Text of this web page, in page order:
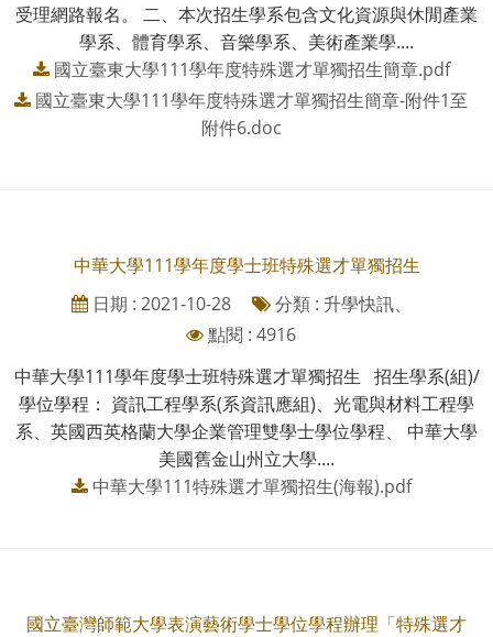
受理網路報名。 二、本次招生學系包含文化資源與休閒產業
學系、體育學系、音樂學系、美術產業學....
國立臺東大學111學年度特殊選才單獨招生簡章.pdf
國立臺東大學111學年度特殊選才單獨招生簡章-附件1至
附件6.doc
中華大學111學年度學士班特殊選才單獨招生
日期 : 2021-10-28
分類 : 升學快訊、
點閱 : 4916
中華大學111學年度學士班特殊選才單獨招生 招生學系(組)/
學位學程： 資訊工程學系(系資訊應組)、光電與材料工程學
系、英國西英格蘭大學企業管理雙學士學位學程、 中華大學
美國舊金山州立大學....
中華大學111特殊選才單獨招生(海報).pdf
國立臺灣師範大學表演藝術學士學位學程辦理「特殊選才